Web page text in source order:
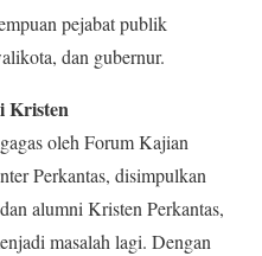
pejabat publik
dan gubernur.
Kristen
oleh Forum Kajian
Perkantas, disimpulkan
alumni Kristen Perkantas,
masalah lagi. Dengan